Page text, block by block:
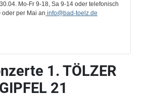
Mo-Fr 9-18, Sa 9-14 oder telefonisch
per Mai an info@bad-toelz.de
1. TÖLZER
21